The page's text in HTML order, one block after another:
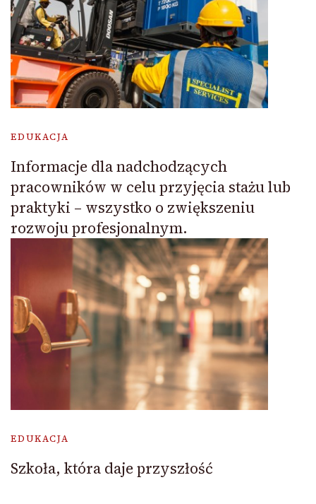
EDUKACJA
Informacje dla nadchodzących
pracowników w celu przyjęcia stażu lub
praktyki – wszystko o zwiększeniu
rozwoju profesjonalnym.
EDUKACJA
Szkoła, która daje przyszłość